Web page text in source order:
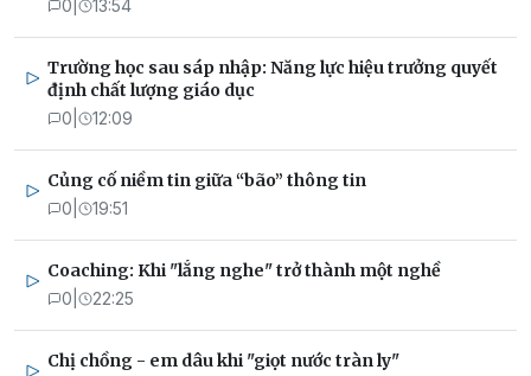
0 13:54
Trường học sau sáp nhập: Năng lực hiệu trưởng quyết
định chất lượng giáo dục
0 12:09
Củng cố niềm tin giữa “bão” thông tin
0 19:51
Coaching: Khi "lắng nghe" trở thành một nghề
0 22:25
Chị chồng - em dâu khi "giọt nước tràn ly"